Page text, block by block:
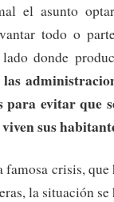
el asunto
todo o
donde
las
para evitar que
sus
crisis, que
la situación